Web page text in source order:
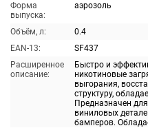
Форма
выпуска:
аэрозоль
Объём, л:
0.4
EAN-13:
SF437
Расширенное
описание:
Быстро и
никотиновые
выгорания,
структуру,
Предназначен
виниловых
бамперов.